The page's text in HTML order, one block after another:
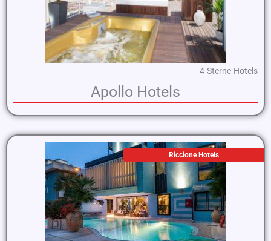
4-Sterne-Hotels
Apollo Hotels
Riccione Hotels